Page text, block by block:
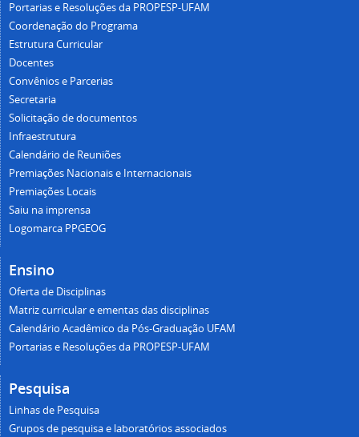
Portarias e Resoluções da PROPESP-UFAM
Coordenação do Programa
Estrutura Curricular
Docentes
Convênios e Parcerias
Secretaria
Solicitação de documentos
Infraestrutura
Calendário de Reuniões
Premiações Nacionais e Internacionais
Premiações Locais
Saiu na imprensa
Logomarca PPGEOG
Ensino
Oferta de Disciplinas
Matriz curricular e ementas das disciplinas
Calendário Acadêmico da Pós-Graduação UFAM
Portarias e Resoluções da PROPESP-UFAM
Pesquisa
Linhas de Pesquisa
Grupos de pesquisa e laboratórios associados